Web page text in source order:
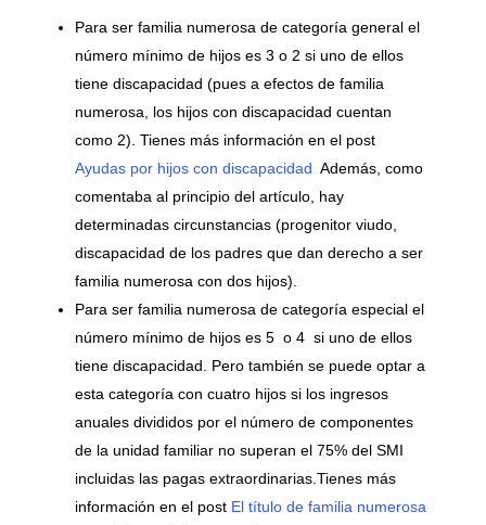
Para ser familia numerosa de categoría general el
número mínimo de hijos es 3 o 2 si uno de ellos
tiene discapacidad (pues a efectos de familia
numerosa, los hijos con discapacidad cuentan
como 2). Tienes más información en el post
Ayudas por hijos con discapacidad Además, como
comentaba al principio del artículo, hay
determinadas circunstancias (progenitor viudo,
discapacidad de los padres que dan derecho a ser
familia numerosa con dos hijos).
Para ser familia numerosa de categoría especial el
número mínimo de hijos es 5 o 4 si uno de ellos
tiene discapacidad. Pero también se puede optar a
esta categoría con cuatro hijos si los ingresos
anuales divididos por el número de componentes
de la unidad familiar no superan el 75% del SMI
incluidas las pagas extraordinarias.Tienes más
información en el post El título de familia numerosa